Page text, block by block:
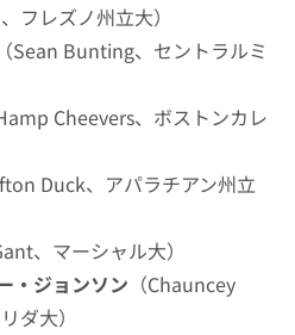
フレズノ州立大）
Sean Bunting、セントラルミ
Cheevers、ボストンカレ
Duck、アパラチアン州立
、マーシャル大）
・ジョンソン （Chauncey
ダ大）